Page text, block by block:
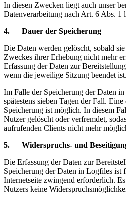
In diesen Zwecken liegt auch unser
Datenverarbeitung nach Art. 6 Abs.
4. Dauer der Speicherung
Die Daten werden gelöscht, sobald
Zweckes ihrer Erhebung nicht mehr
Erfassung der Daten zur
wenn die jeweilige Sitzung beendet ist.
Im Falle der Speicherung der Daten
spätestens sieben Tagen der Fall.
Speicherung ist möglich. In diesem
Nutzer gelöscht oder verfremdet,
aufrufenden Clients nicht mehr
5. Widerspruchs- und
Die Erfassung der Daten zur
Speicherung der Daten in Logfiles ist
Internetseite zwingend erforderlich.
Nutzers keine